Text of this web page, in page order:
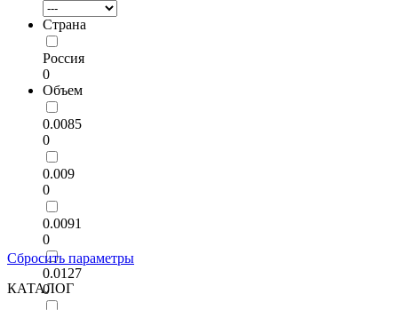
Страна
Россия
0
Объем
0.0085
0
0.009
0
0.0091
0
0.0127
0
Сбросить параметры
КАТАЛОГ